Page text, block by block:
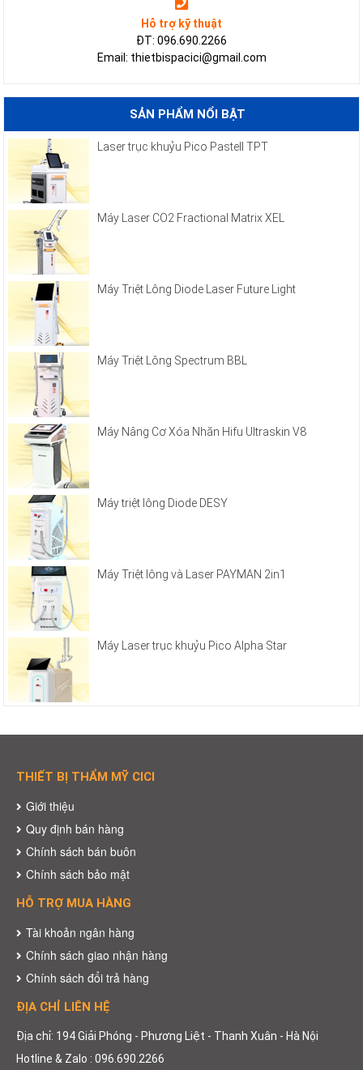
Hỗ trợ kỹ thuật
ĐT: 096.690.2266
Email: thietbispacici@gmail.com
SẢN PHẨM NỔI BẬT
Laser trục khuỷu Pico Pastell TPT
Máy Laser CO2 Fractional Matrix XEL
Máy Triệt Lông Diode Laser Future Light
Máy Triệt Lông Spectrum BBL
Máy Nâng Cơ Xóa Nhăn Hifu Ultraskin V8
Máy triệt lông Diode DESY
Máy Triệt lông và Laser PAYMAN 2in1
Máy Laser trục khuỷu Pico Alpha Star
THIẾT BỊ THẨM MỸ CICI
Giới thiệu
Quy định bán hàng
Chính sách bán buôn
Chính sách bảo mật
HỖ TRỢ MUA HÀNG
Tài khoản ngân hàng
Chính sách giao nhận hàng
Chính sách đổi trả hàng
ĐỊA CHỈ LIÊN HỆ
Địa chỉ: 194 Giải Phóng - Phương Liệt - Thanh Xuân - Hà Nội
Hotline & Zalo : 096.690.2266